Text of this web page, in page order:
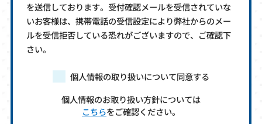
を送信しております。受付確認メールを受信されていな
いお客様は、携帯電話の受信設定により弊社からのメー
ルを受信拒否している恐れがございますので、ご確認下
さい。
個人情報の取り扱いについて同意する
個人情報のお取り扱い方針については
こちらをご確認ください。